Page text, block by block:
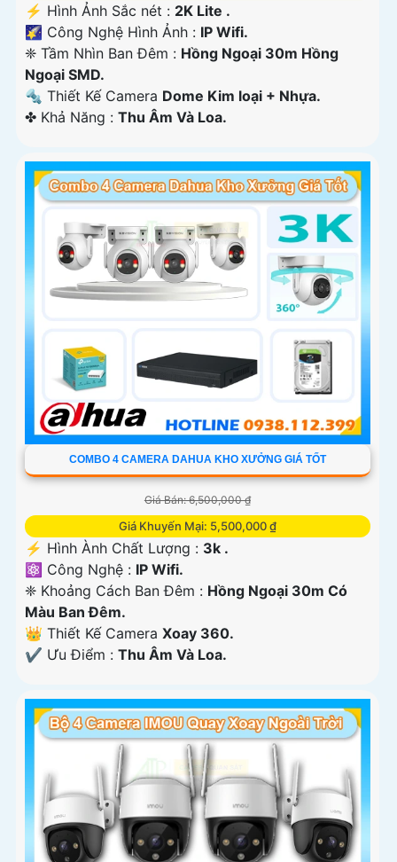
️⚡ Hình Ảnh Sắc nét : 2K Lite .
🌠 Công Nghệ Hình Ảnh : IP Wifi.
❈ Tầm Nhìn Ban Đêm : Hồng Ngoại 30m Hồng
Ngoại SMD.
🔩 Thiết Kế Camera Dome Kim loại + Nhựa.
️✤ Khả Năng : Thu Âm Và Loa.
COMBO 4 CAMERA DAHUA KHO XƯỞNG GIÁ TỐT
Giá Bán: 6,500,000 ₫
Giá Khuyến Mại: 5,500,000 ₫
️⚡ Hình Ành Chất Lượng : 3k .
⚛️ Công Nghệ : IP Wifi.
❈ Khoảng Cách Ban Đêm : Hồng Ngoại 30m Có
Màu Ban Ðêm.
👑 Thiết Kế Camera Xoay 360.
️✔️ Ưu Điểm : Thu Âm Và Loa.